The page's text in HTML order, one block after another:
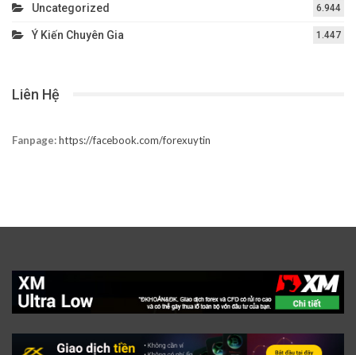
Uncategorized 6.944
Ý Kiến Chuyên Gia 1.447
Liên Hệ
Fanpage:https://facebook.com/forexuytin